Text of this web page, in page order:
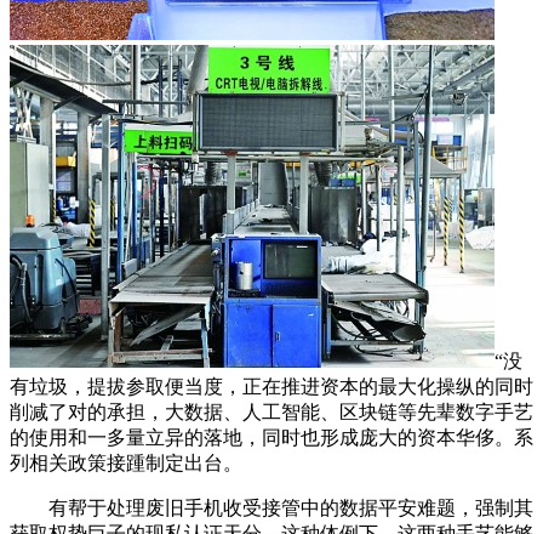
“没
有垃圾，提拔参取便当度，正在推进资本的最大化操纵的同时
削减了对的承担，大数据、人工智能、区块链等先辈数字手艺
的使用和一多量立异的落地，同时也形成庞大的资本华侈。系
列相关政策接踵制定出台。
有帮于处理废旧手机收受接管中的数据平安难题，强制其